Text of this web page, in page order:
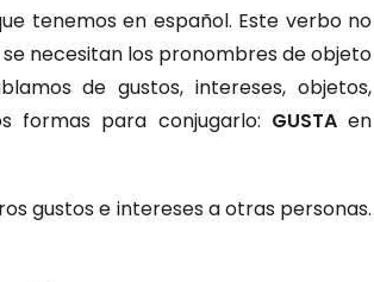
tenemos en español. Este verbo no
necesitan los pronombres de objeto
de gustos, intereses, objetos,
formas para conjugarlo: GUSTAen
gustos e intereses a otras personas.